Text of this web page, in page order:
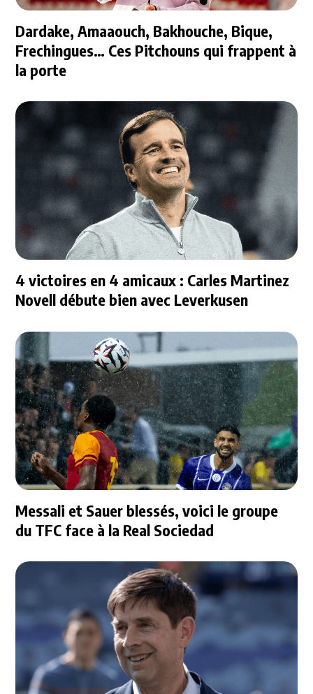
Dardake, Amaaouch, Bakhouche, Bique,
Frechingues… Ces Pitchouns qui frappent à
la porte
4 victoires en 4 amicaux : Carles Martinez
Novell débute bien avec Leverkusen
Messali et Sauer blessés, voici le groupe
du TFC face à la Real Sociedad